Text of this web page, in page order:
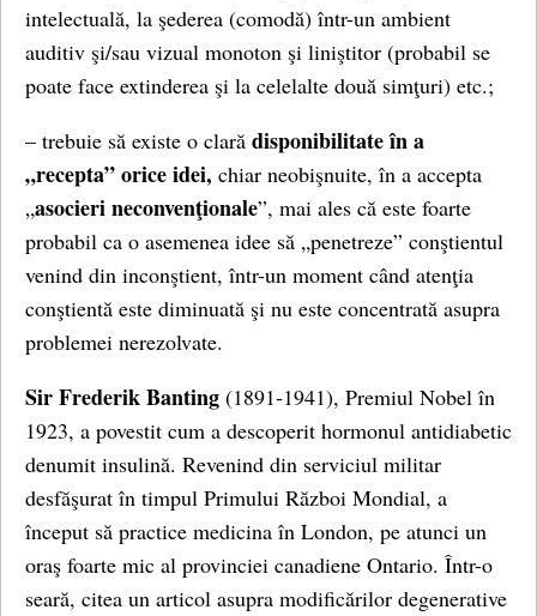
intelectuală, la şederea (comodă) într-un ambient
auditiv şi/sau vizual monoton şi liniştitor (probabil se
poate face extinderea şi la celelalte două simţuri) etc.;
– trebuie să existe o clară disponibilitate în a
„recepta” orice idei, chiar neobişnuite, în a accepta
„asocieri neconvenţionale”, mai ales că este foarte
probabil ca o asemenea idee să „penetreze” conştientul
venind din inconştient, într-un moment când atenţia
conştientă este diminuată şi nu este concentrată asupra
problemei nerezolvate.
Sir Frederik Banting (1891-1941), Premiul Nobel în
1923, a povestit cum a descoperit hormonul antidiabetic
denumit insulină. Revenind din serviciul militar
desfăşurat în timpul Primului Război Mondial, a
început să practice medicina în London, pe atunci un
oraş foarte mic al provinciei canadiene Ontario. Într-o
seară, citea un articol asupra modificărilor degenerative